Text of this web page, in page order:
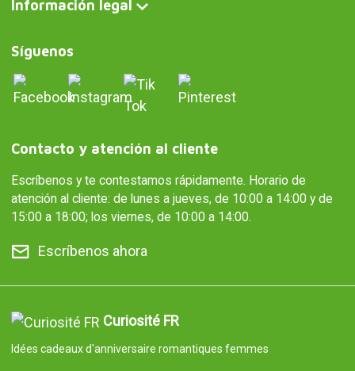
Información legal
Síguenos
Contacto y atención al cliente
Escríbenos y te contestamos rápidamente. Horario de
atención al cliente: de lunes a jueves, de 10:00 a 14:00 y de
15:00 a 18:00; los viernes, de 10:00 a 14:00.
Escríbenos ahora
Curiosité FR
Idées cadeaux d'anniversaire romantiques femmes